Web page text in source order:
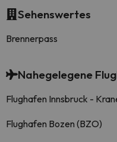
Sehenswertes
Brennerpass
Nahegelegene
Flughafen Innsbruck -
Flughafen Bozen (BZO)